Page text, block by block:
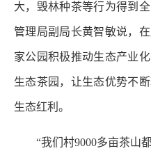
大，毁林种茶等行为得到
管理局副局长黄智敏说，
家公园积极推动生态产业
生态茶园，让生态优势不
生态红利。
“我们村9000多亩茶山都